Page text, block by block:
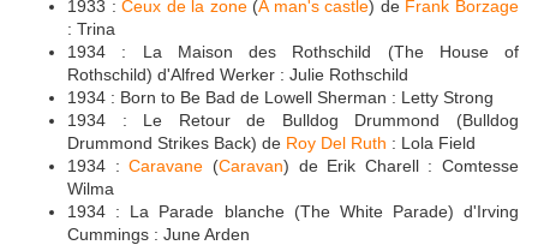
1933 :Ceux de la zone(A man's castle) de Frank Borzage
: Trina
1934 : La Maison des Rothschild (The House of
Rothschild) d'Alfred Werker : Julie Rothschild
1934 : Born to Be Bad de Lowell Sherman : Letty Strong
1934 : Le Retour de Bulldog Drummond (Bulldog
Drummond Strikes Back) de Roy Del Ruth : Lola Field
1934 :Caravane (Caravan) de Erik Charell : Comtesse
Wilma
1934 : La Parade blanche (The White Parade) d'Irving
Cummings : June Arden